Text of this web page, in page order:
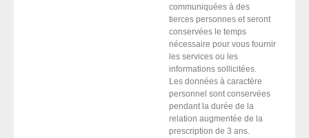
communiquées à des
tierces personnes et seront
conservées le temps
nécessaire pour vous fournir
les services ou les
informations sollicitées.
Les données à caractère
personnel sont conservées
pendant la durée de la
relation augmentée de la
prescription de 3 ans.